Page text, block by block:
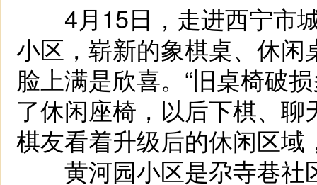
4月15日，走进西宁市城
小区，崭新的象棋桌、休
脸上满是欣喜。“旧桌椅破
了休闲座椅，以后下棋、
棋友看着升级后的休闲区
黄河园小区是尕寺巷社